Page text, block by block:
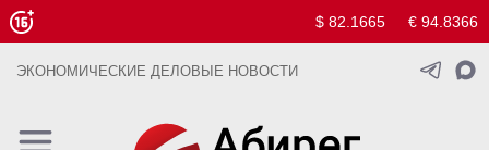
$ 82.1665 € 94.8366
ЭКОНОМИЧЕСКИЕ ДЕЛОВЫЕ НОВОСТИ